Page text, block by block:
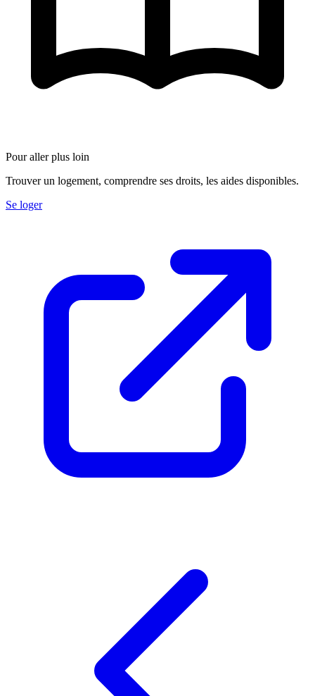
Pour aller plus loin
Trouver un logement, comprendre ses droits, les aides disponibles.
Se loger